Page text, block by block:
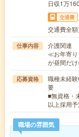
日収1万
交通費
交通費全
仕事内容
介護関連
≪お年寄り
が昼間だ
応募資格
職種未経
要
■無資格・
以上採用
職場の雰囲気